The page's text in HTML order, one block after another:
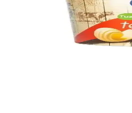
Fellas Hindistan Cevizli Bar, doğal
Eczanede Satılan